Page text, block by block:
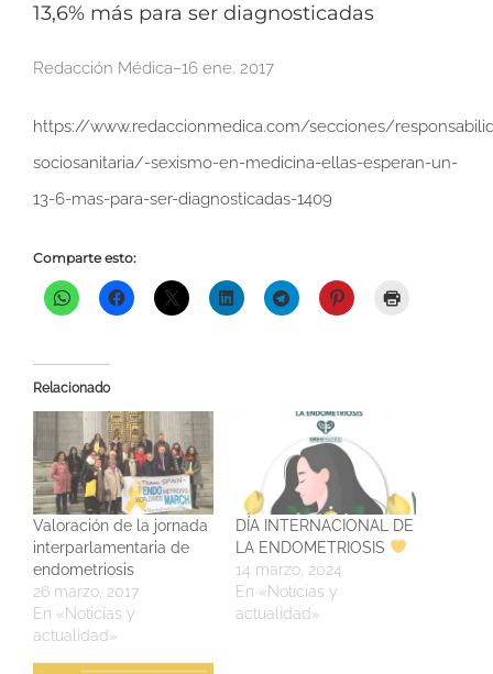
13,6% más para ser diagnosticadas
Redacción Médica–16 ene. 2017
https://www.redaccionmedica.com/secciones/
sociosanitaria/-sexismo-en-medicina-ellas-esperan-un-
13-6-mas-para-ser-diagnosticadas-1409
Comparte esto:
Relacionado
Valoración de la jornada
interparlamentaria de
endometriosis
26 marzo, 2017
En «Noticias y
actualidad»
DÍA INTERNACIONAL DE
LA ENDOMETRIOSIS
14 marzo, 2024
En «Noticias y
actualidad»